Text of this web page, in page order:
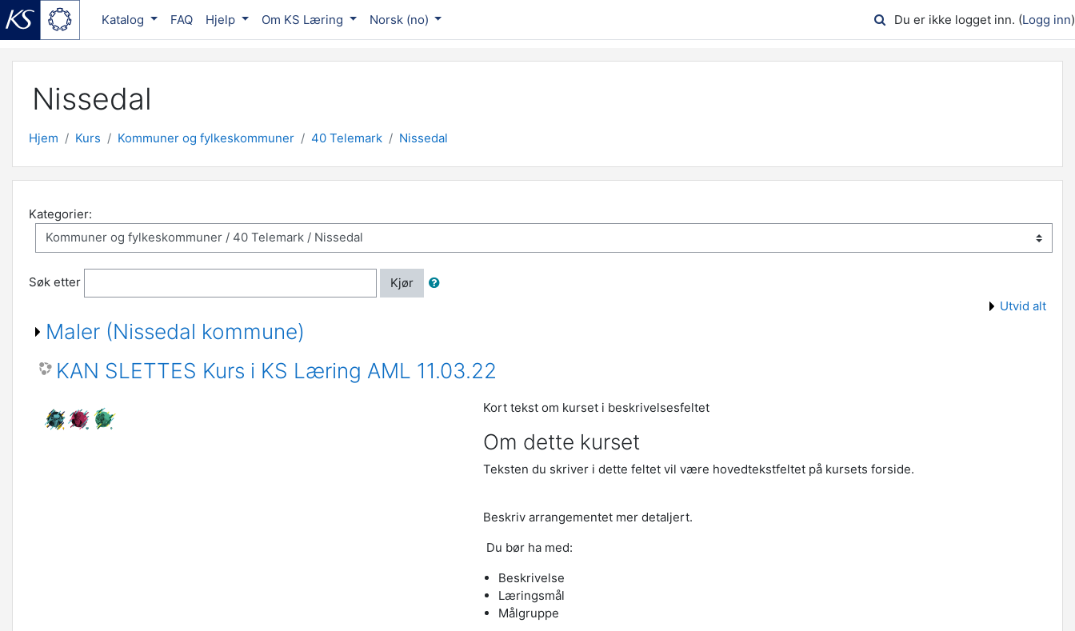
Katalog FAQ Hjelp Om KS Læring Norsk ‎(no)‎ Du er ikke logget inn. (Logg inn)
Nissedal
Hjem Kurs Kommuner og fylkeskommuner 40 Telemark Nissedal
Kategorier:
Søk etter
Kjør
Utvid alt
Maler (Nissedal kommune)
KAN SLETTES Kurs i KS Læring AML 11.03.22
Kort tekst om kurset i beskrivelsesfeltet
Om dette kurset
Teksten du skriver i dette feltet vil være hovedtekstfeltet på kursets forside.
Beskriv arrangementet mer detaljert.
Du bør ha med:
Beskrivelse
Læringsmål
Målgruppe